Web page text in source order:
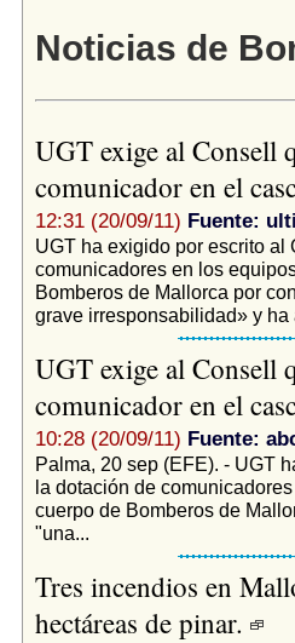
Noticias de
UGT exige al Consell
comunicador en el
12:31 (20/09/11) Fuente:
UGT ha exigido por escrito
comunicadores en los
Bomberos de Mallorca por
grave irresponsabilidad» y ha
UGT exige al Consell
comunicador en el
10:28 (20/09/11) Fuente:
Palma, 20 sep (EFE). - UGT
la dotación de
cuerpo de Bomberos de
"una...
Tres incendios en
hectáreas de pinar.